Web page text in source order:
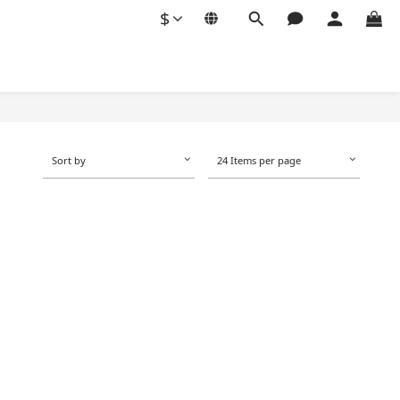
$
Sort by 24 Items per page